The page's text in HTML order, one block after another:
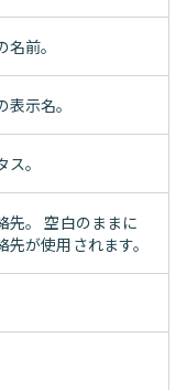
前。
示名。
。
先。 空白のままに
が使用されます。